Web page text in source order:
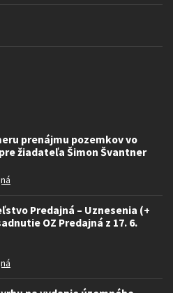
prenájmu pozemkov vo
žiadateľa Šimon Švantner
Predajná – Uznesenia (+
OZ Predajná z 17. 6.